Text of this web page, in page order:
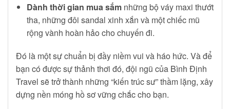
Dành thời gian mua sắmnhững bộ váy maxi thướt
tha, những đôi sandal xinh xắn và một chiếc mũ
rộng vành hoàn hảo cho chuyến đi.
Đó là một sự chuẩn bị đầy niềm vui và háo hức. Và để
bạn có được sự thảnh thơi đó, đội ngũ của Bình Định
Travel sẽ trở thành những “kiến trúc sư” thầm lặng, xây
dựng nền móng hồ sơ vững chắc cho bạn.